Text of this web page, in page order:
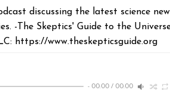
discussing the latest science
-The Skeptics' Guide to the
https://www.theskepticsguide.org
- 00:00 / 00:00